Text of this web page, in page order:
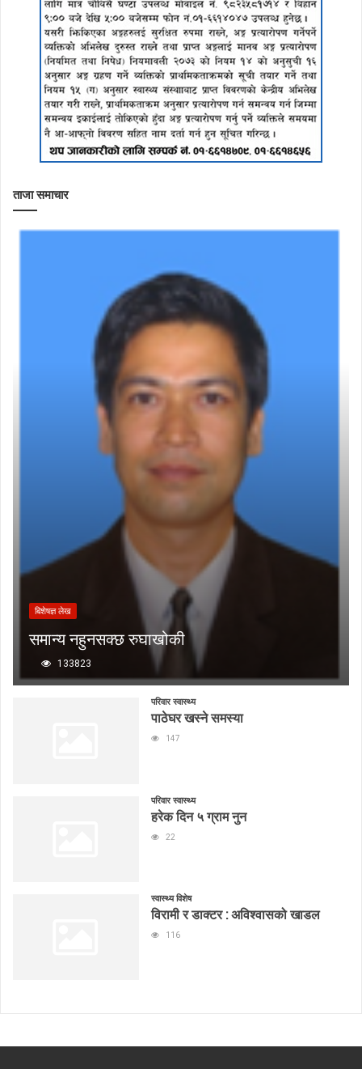
ताजा समाचार
बिशेषज्ञ लेख
समान्य नहुनसक्छ रुघाखोकी
133823
परिवार स्वास्थ्य
पाठेघर खस्ने समस्या
147
परिवार स्वास्थ्य
हरेक दिन ५ ग्राम नुन
22
स्वास्थ्य विशेष
विरामी र डाक्टर : अविश्वासको खाडल
116